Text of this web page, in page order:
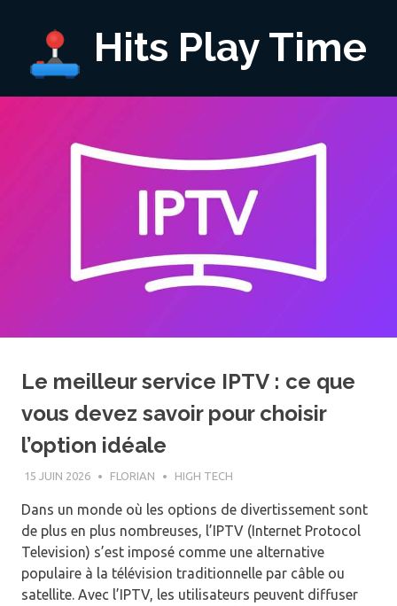
Hits Play Time
Le meilleur service IPTV : ce que
vous devez savoir pour choisir
l’option idéale
15 JUIN 2026 FLORIAN HIGH TECH
Dans un monde où les options de divertissement sont
de plus en plus nombreuses, l’IPTV (Internet Protocol
Television) s’est imposé comme une alternative
populaire à la télévision traditionnelle par câble ou
satellite. Avec l’IPTV, les utilisateurs peuvent diffuser